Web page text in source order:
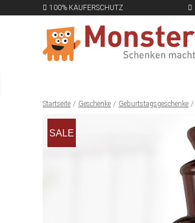
100% KÄUFERSCHUTZ
Startseite Geschenke Geburtstagsgeschenke
SALE